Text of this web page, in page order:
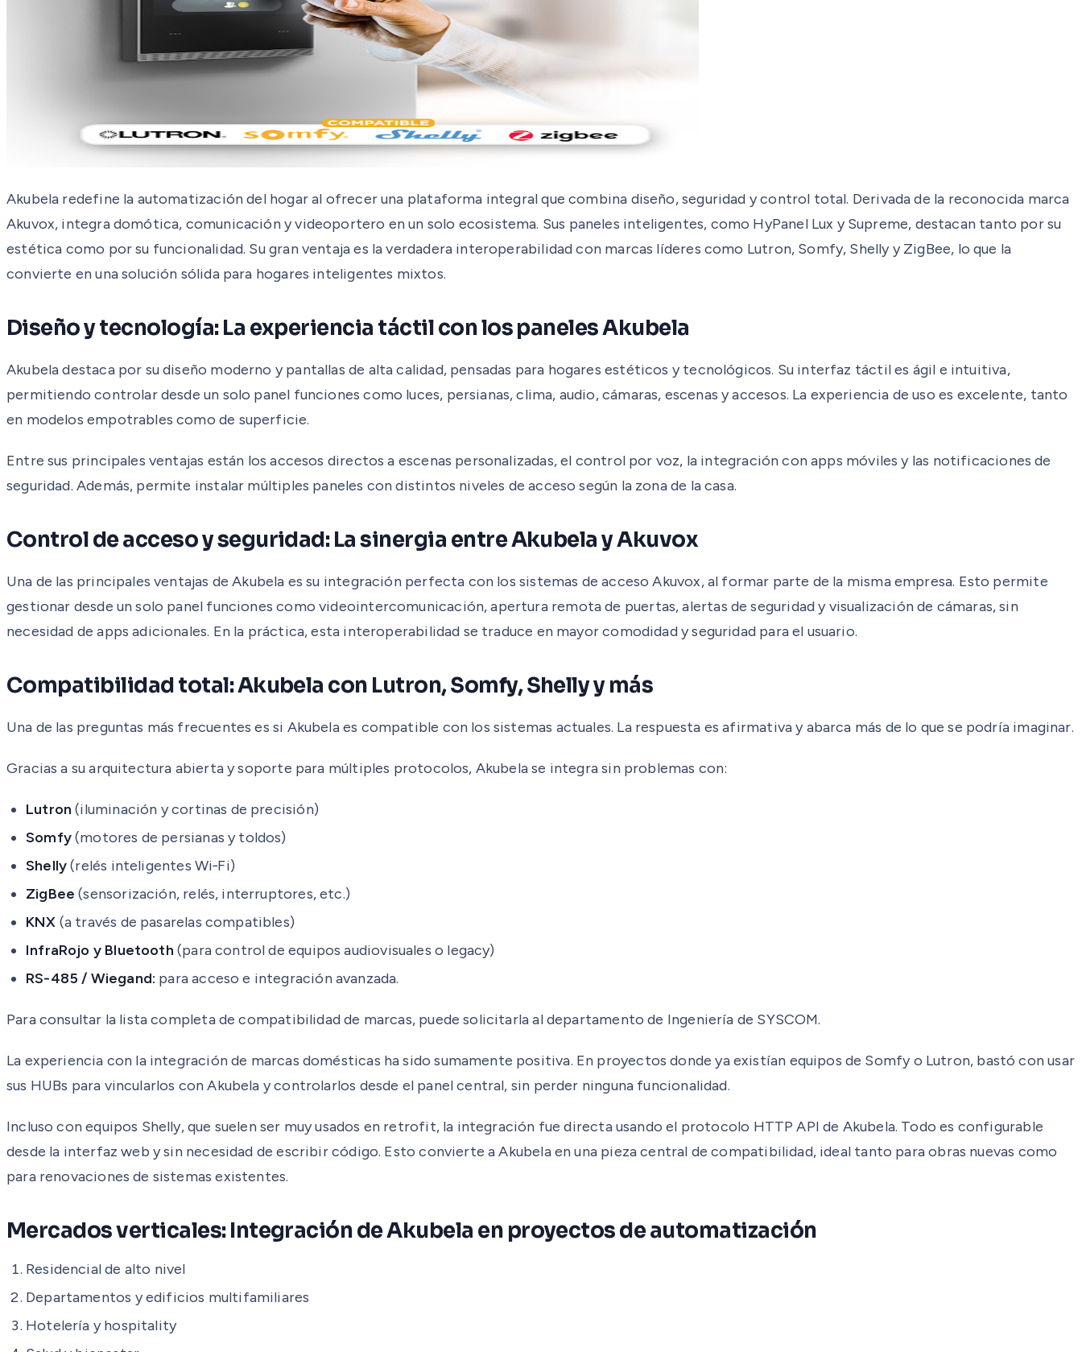
Akubela redefine la automatización del hogar al ofrecer una plataforma integral que combina diseño, seguridad y control total. Derivada de la reconocida marca
Akuvox, integra domótica, comunicación y videoportero en un solo ecosistema. Sus paneles inteligentes, como HyPanel Lux y Supreme, destacan tanto por su
estética como por su funcionalidad. Su gran ventaja es la verdadera interoperabilidad con marcas líderes como Lutron, Somfy, Shelly y ZigBee, lo que la
convierte en una solución sólida para hogares inteligentes mixtos.
Diseño y tecnología: La experiencia táctil con los paneles Akubela
Akubela destaca por su diseño moderno y pantallas de alta calidad, pensadas para hogares estéticos y tecnológicos. Su interfaz táctil es ágil e intuitiva,
permitiendo controlar desde un solo panel funciones como luces, persianas, clima, audio, cámaras, escenas y accesos. La experiencia de uso es excelente, tanto
en modelos empotrables como de superficie.
Entre sus principales ventajas están los accesos directos a escenas personalizadas, el control por voz, la integración con apps móviles y las notificaciones de
seguridad. Además, permite instalar múltiples paneles con distintos niveles de acceso según la zona de la casa.
Control de acceso y seguridad: La sinergia entre Akubela y Akuvox
Una de las principales ventajas de Akubela es su integración perfecta con los sistemas de acceso Akuvox, al formar parte de la misma empresa. Esto permite
gestionar desde un solo panel funciones como videointercomunicación, apertura remota de puertas, alertas de seguridad y visualización de cámaras, sin
necesidad de apps adicionales. En la práctica, esta interoperabilidad se traduce en mayor comodidad y seguridad para el usuario.
Compatibilidad total: Akubela con Lutron, Somfy, Shelly y más
Una de las preguntas más frecuentes es si Akubela es compatible con los sistemas actuales. La respuesta es afirmativa y abarca más de lo que se podría imaginar.
Gracias a su arquitectura abierta y soporte para múltiples protocolos, Akubela se integra sin problemas con:
Lutron (iluminación y cortinas de precisión)
Somfy(motores de persianas y toldos)
Shelly(relés inteligentes Wi‑Fi)
ZigBee (sensorización, relés, interruptores, etc.)
KNX (a través de pasarelas compatibles)
InfraRojo y Bluetooth (para control de equipos audiovisuales o legacy)
RS‑485 / Wiegand: para acceso e integración avanzada.
Para consultar la lista completa de compatibilidad de marcas, puede solicitarla al departamento de Ingeniería de SYSCOM.
La experiencia con la integración de marcas domésticas ha sido sumamente positiva. En proyectos donde ya existían equipos de Somfy o Lutron, bastó con usar
sus HUBs para vincularlos con Akubela y controlarlos desde el panel central, sin perder ninguna funcionalidad.
Incluso con equipos Shelly, que suelen ser muy usados en retrofit, la integración fue directa usando el protocolo HTTP API de Akubela. Todo es configurable
desde la interfaz web y sin necesidad de escribir código. Esto convierte a Akubela en una pieza central de compatibilidad, ideal tanto para obras nuevas como
para renovaciones de sistemas existentes.
Mercados verticales: Integración de Akubela en proyectos de automatización
Residencial de alto nivel
Departamentos y edificios multifamiliares
Hotelería y hospitality